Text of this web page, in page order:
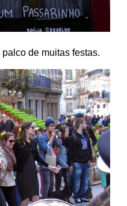
de muitas festas.